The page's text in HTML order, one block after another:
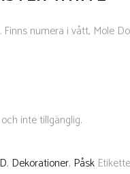
numera i vått, Mole
inte tillgänglig.
, Dekorationer, Påsk